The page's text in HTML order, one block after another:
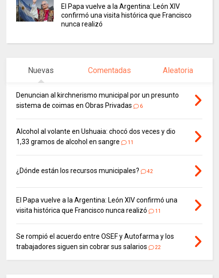
El Papa vuelve a la Argentina: León XIV
confirmó una visita histórica que Francisco
nunca realizó
Nuevas Comentadas Aleatoria
Denuncian al kirchnerismo municipal por un presunto
sistema de coimas en Obras Privadas
6
Alcohol al volante en Ushuaia: chocó dos veces y dio
1,33 gramos de alcohol en sangre
11
¿Dónde están los recursos municipales? 42
El Papa vuelve a la Argentina: León XIV confirmó una
visita histórica que Francisco nunca realizó
11
Se rompió el acuerdo entre OSEF y Autofarma y los
trabajadores siguen sin cobrar sus salarios
22